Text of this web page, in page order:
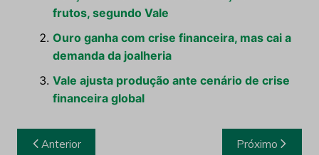
Vale ajusta produção ante cenário de crise
Navegação
Anterior Próximo